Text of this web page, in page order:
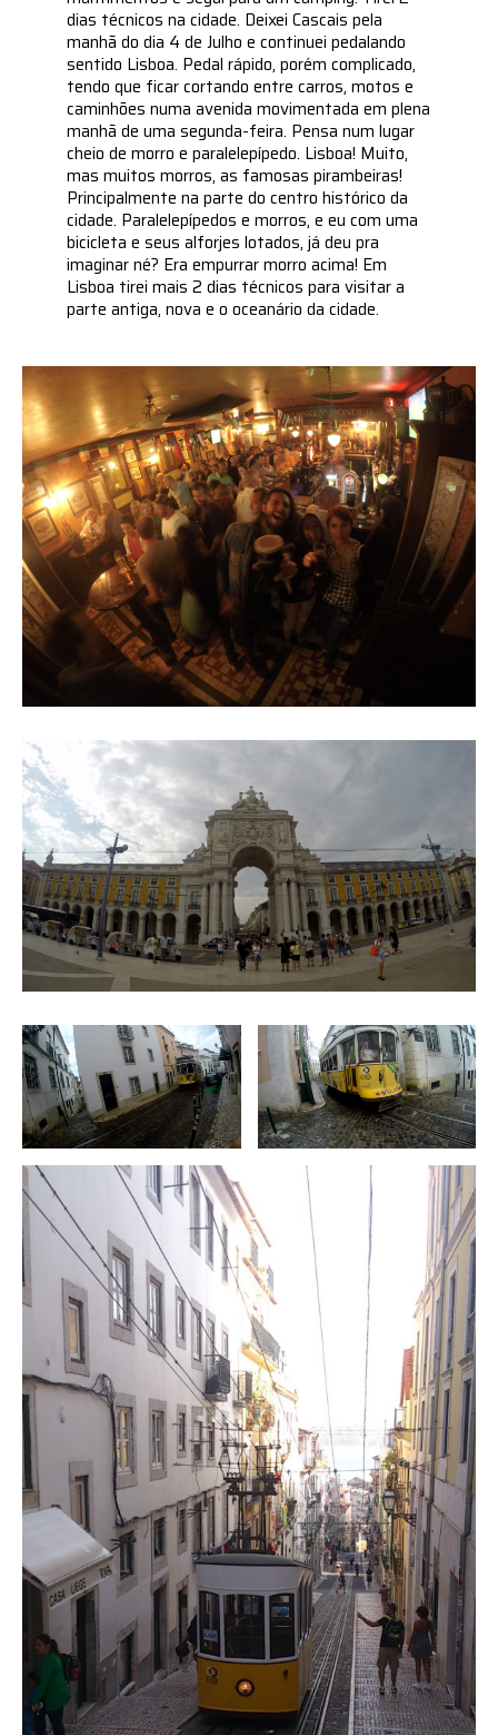
dias técnicos na cidade. Deixei Cascais pela
manhã do dia 4 de Julho e continuei pedalando
sentido Lisboa. Pedal rápido, porém complicado,
tendo que ficar cortando entre carros, motos e
caminhões numa avenida movimentada em plena
manhã de uma segunda-feira. Pensa num lugar
cheio de morro e paralelepípedo. Lisboa! Muito,
mas muitos morros, as famosas pirambeiras!
Principalmente na parte do centro histórico da
cidade. Paralelepípedos e morros, e eu com uma
bicicleta e seus alforjes lotados, já deu pra
imaginar né? Era empurrar morro acima! Em
Lisboa tirei mais 2 dias técnicos para visitar a
parte antiga, nova e o oceanário da cidade.